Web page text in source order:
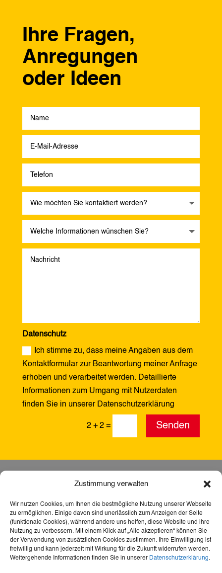
Zustimmung verwalten
Wir nutzen Cookies, um Ihnen die bestmögliche Nutzung unserer Webseite
zu ermöglichen. Einige davon sind unerlässlich zum Anzeigen der Seite
(funktionale Cookies), während andere uns helfen, diese Website und ihre
Nutzung zu verbessern. Mit einem Klick auf „Alle akzeptieren“ können Sie
der Verwendung von zusätzlichen Cookies zustimmen. Ihre Einwilligung ist
freiwillig und kann jederzeit mit Wirkung für die Zukunft widerrufen werden.
Weitergehende Informationen finden Sie in unserer Datenschutzerklärung.
Ihre Fragen,
Anregungen
oder Ideen
Datenschutz
Ich stimme zu, dass meine Angaben aus dem
Kontaktformular zur Beantwortung meiner Anfrage
erhoben und verarbeitet werden. Detaillierte
Informationen zum Umgang mit Nutzerdaten
finden Sie in unserer Datenschutzerklärung
2 + 2 = Senden